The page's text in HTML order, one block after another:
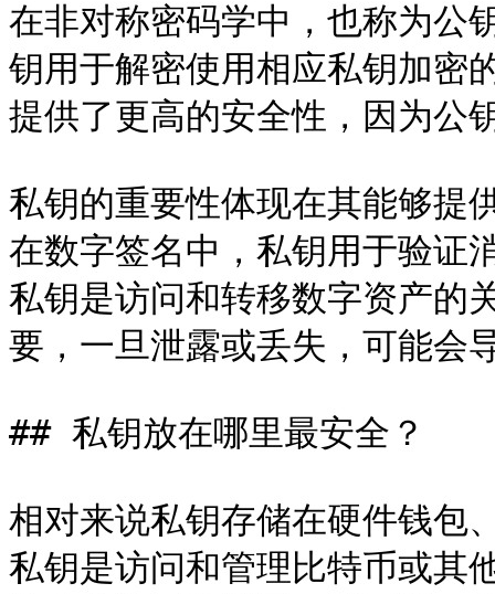
在非对称密码学中，也称为公
钥用于解密使用相应私钥加密
提供了更高的安全性，因为公
私钥的重要性体现在其能够提
在数字签名中，私钥用于验证
私钥是访问和转移数字资产的
要，一旦泄露或丢失，可能会
## 私钥放在哪里最安全？
相对来说私钥存储在硬件钱包
私钥是访问和管理比特币或其